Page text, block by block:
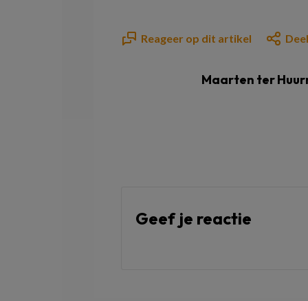
Reageer op dit artikel
Maarten ter
Geef je reactie